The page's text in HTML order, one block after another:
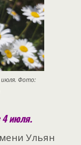
июля. Фото:
4 июля.
Ульян